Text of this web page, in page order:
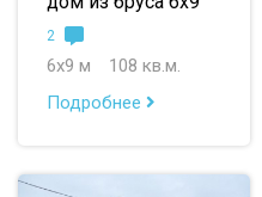
2
6х9 м
108 кв.м.
Подробнее